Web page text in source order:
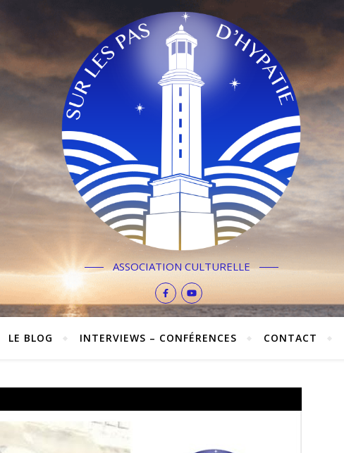
ASSOCIATION CULTURELLE
LE BLOG INTERVIEWS – CONFÉRENCES CONTACT